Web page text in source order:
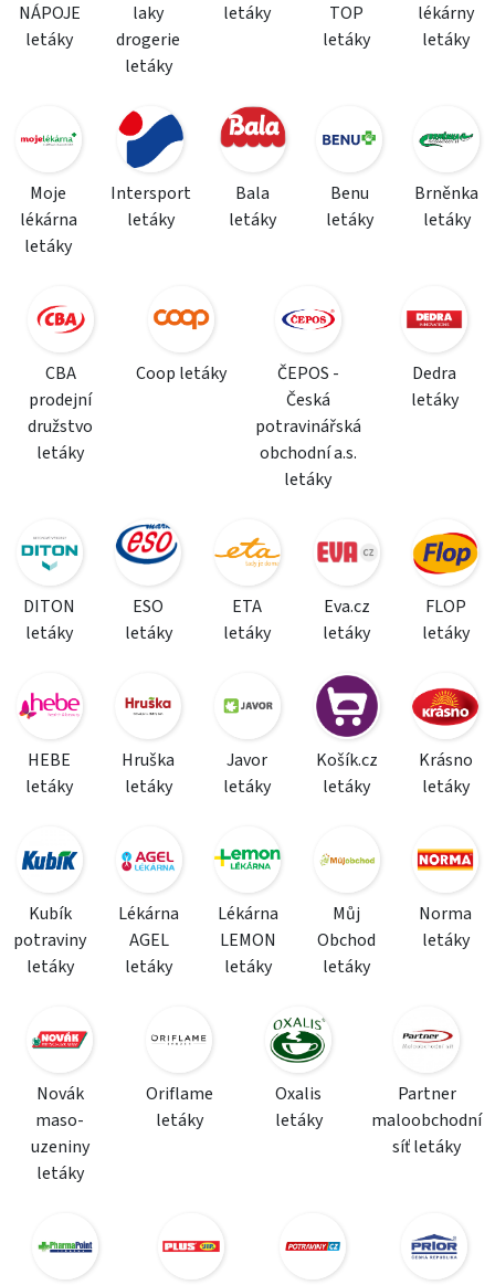
NÁPOJE
letáky
laky
drogerie
letáky
letáky
TOP
letáky
lékárny
letáky
Moje
lékárna
letáky
Intersport
letáky
Bala
letáky
Benu
letáky
Brněnka
letáky
CBA
prodejní
družstvo
letáky
Coop letáky
ČEPOS -
Česká
potravinářská
obchodní a.s.
letáky
Dedra
letáky
DITON
letáky
ESO
letáky
ETA
letáky
Eva.cz
letáky
FLOP
letáky
HEBE
letáky
Hruška
letáky
Javor
letáky
Košík.cz
letáky
Krásno
letáky
Kubík
potraviny
letáky
Lékárna
AGEL
letáky
Lékárna
LEMON
letáky
Můj
Obchod
letáky
Norma
letáky
Novák
maso-
uzeniny
letáky
Oriflame
letáky
Oxalis
letáky
Partner
maloobchodní
síť letáky